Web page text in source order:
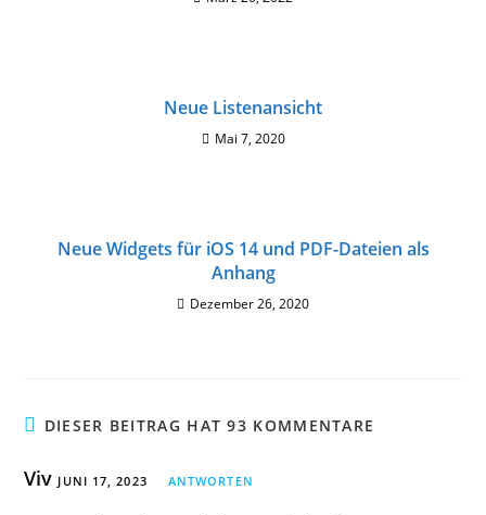
Neue Listenansicht
Mai 7, 2020
Neue Widgets für iOS 14 und PDF-Dateien als
Anhang
Dezember 26, 2020
DIESER BEITRAG HAT 93 KOMMENTARE
Viv JUNI 17, 2023 ANTWORTEN